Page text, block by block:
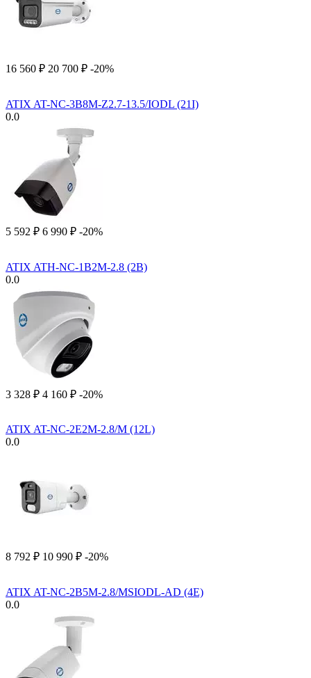
16 560 ₽ 20 700 ₽ -20%
ATIX AT-NC-3B8M-Z2.7-13.5/IODL (21I)
0.0
5 592 ₽ 6 990 ₽ -20%
ATIX ATH-NC-1B2M-2.8 (2B)
0.0
3 328 ₽ 4 160 ₽ -20%
ATIX AT-NC-2E2M-2.8/M (12L)
0.0
8 792 ₽ 10 990 ₽ -20%
ATIX AT-NC-2B5M-2.8/MSIODL-AD (4E)
0.0